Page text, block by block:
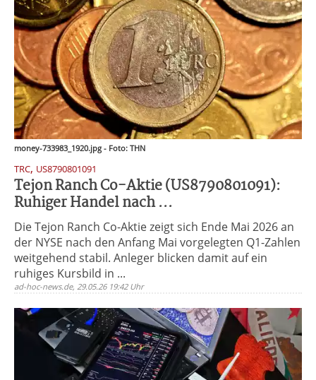
money-733983_1920.jpg - Foto: THN
TRC, US8790801091
Tejon Ranch Co-Aktie (US8790801091):
Ruhiger Handel nach ...
Die Tejon Ranch Co-Aktie zeigt sich Ende Mai 2026 an
der NYSE nach den Anfang Mai vorgelegten Q1-Zahlen
weitgehend stabil. Anleger blicken damit auf ein
ruhiges Kursbild in ...
ad-hoc-news.de, 29.05.26 19:42 Uhr